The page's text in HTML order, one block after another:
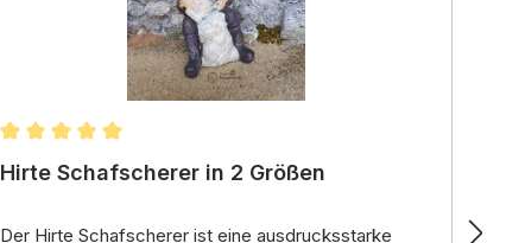
Durchschnittliche Bewertung von 5 von 5 Sternen
Hirte Schafscherer in 2 Größen
Der Hirte Schafscherer ist eine ausdrucksstarke